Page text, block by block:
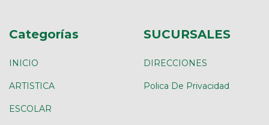
Categorías
INICIO
ARTISTICA
ESCOLAR
SUCURSALES
DIRECCIONES
Polica De Privacidad